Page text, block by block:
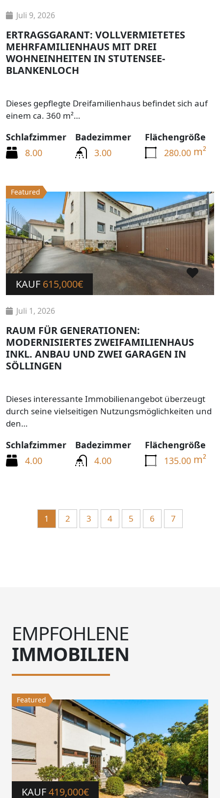
Juli 9, 2026
ERTRAGSGARANT: VOLLVERMIETETES
MEHRFAMILIENHAUS MIT DREI
WOHNEINHEITEN IN STUTENSEE-
BLANKENLOCH
Dieses gepflegte Dreifamilienhaus befindet sich auf
einem ca. 360 m²…
Schlafzimmer
8.00
Badezimmer
3.00
Flächengröße
280.00 m²
Featured
KAUF 615,000€
Juli 1, 2026
RAUM FÜR GENERATIONEN:
MODERNISIERTES ZWEIFAMILIENHAUS
INKL. ANBAU UND ZWEI GARAGEN IN
SÖLLINGEN
Dieses interessante Immobilienangebot überzeugt
durch seine vielseitigen Nutzungsmöglichkeiten und
den…
Schlafzimmer
4.00
Badezimmer
4.00
Flächengröße
135.00 m²
1 2 3 4 5 6 7
EMPFOHLENE
IMMOBILIEN
Featured
KAUF419,000€